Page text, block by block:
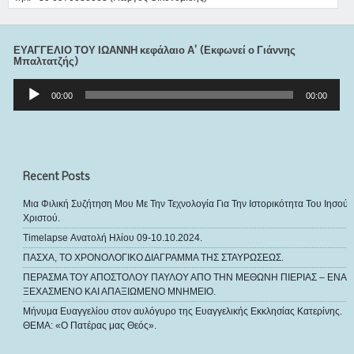
ΕΥΑΓΓΕΛΙΟ ΤΟΥ ΙΩΑΝΝΗ κεφάλαιο Α’ (Εκφωνεί ο Γιάννης
Μπαλτατζής)
Αναπαραγωγής
00:00 00:00
Recent Posts
Μια Φιλική Συζήτηση Μου Με Την Τεχνολογία Για Την Ιστορικότητα Του Ιησού
Χριστού.
Timelapse Ανατολή Ηλίου 09-10.10.2024.
ΠΑΣΧΑ, ΤΟ ΧΡΟΝΟΛΟΓΙΚΟ ΔΙΑΓΡΑΜΜΑ ΤΗΣ ΣΤΑΥΡΩΣΕΩΣ.
ΠΕΡΑΣΜΑ ΤΟΥ ΑΠΟΣΤΟΛΟΥ ΠΑΥΛΟΥ ΑΠΟ ΤΗΝ ΜΕΘΩΝΗ ΠΙΕΡΙΑΣ – ΕΝΑ
ΞΕΧΑΣΜΕΝΟ ΚΑΙ ΑΠΑΞΙΩΜΕΝΟ ΜΝΗΜΕΙΟ.
Μήνυμα Ευαγγελίου στον αυλόγυρο της Ευαγγελικής Εκκλησίας Κατερίνης.
ΘΕΜΑ: «Ο Πατέρας μας Θεός».